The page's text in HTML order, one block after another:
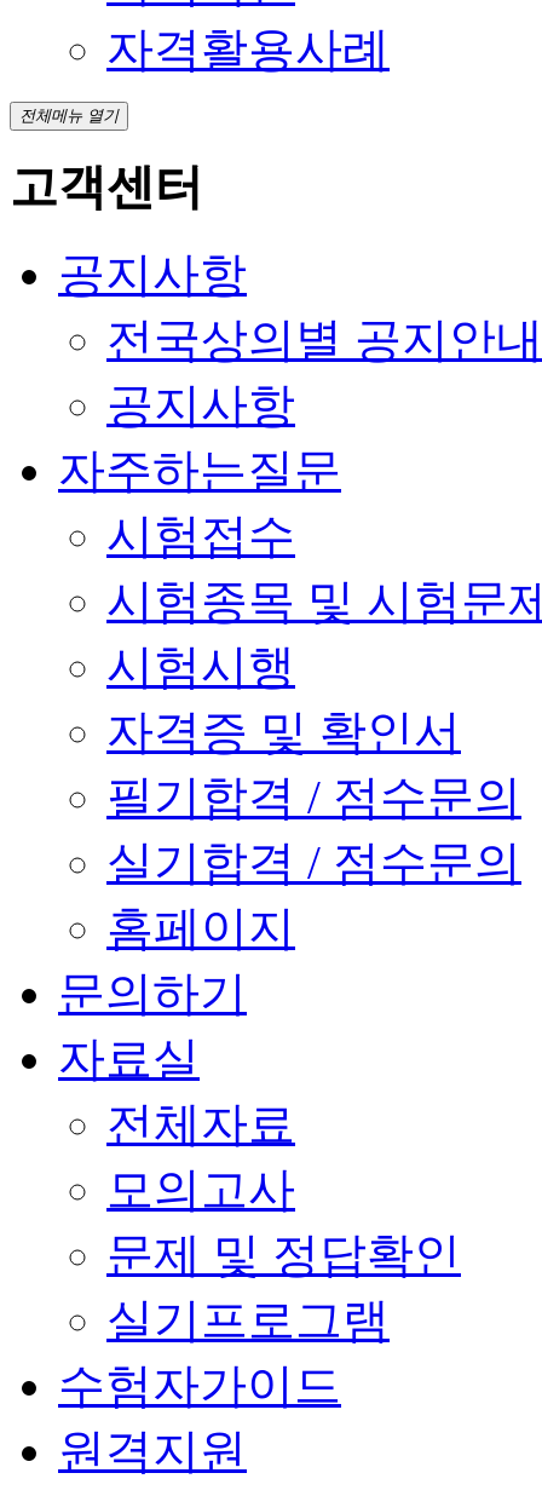
자격활용사례
전체메뉴 열기
고객센터
공지사항
전국상의별 공지안내
공지사항
자주하는질문
시험접수
시험종목 및 시험문
시험시행
자격증 및 확인서
필기합격 / 점수문의
실기합격 / 점수문의
홈페이지
문의하기
자료실
전체자료
모의고사
문제 및 정답확인
실기프로그램
수험자가이드
원격지원